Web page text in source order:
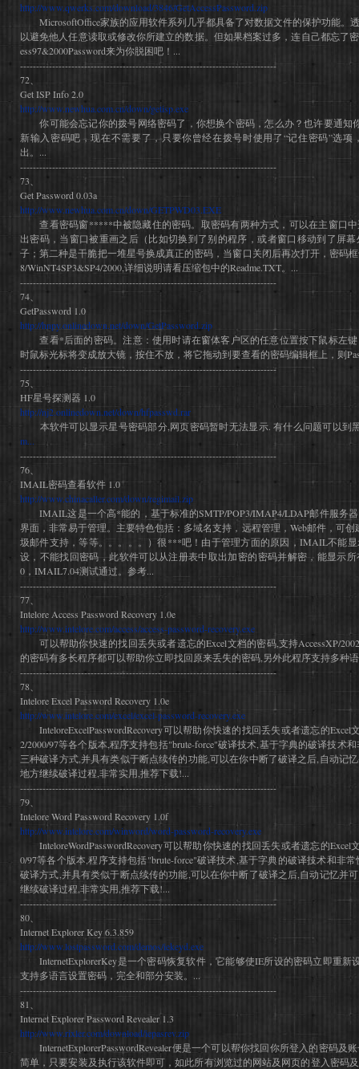
http://www.qwerks.com/download/3846/GetAccessPassword.zip
MicrosoftOffice家族的应用软件系列几乎都具备了对数据文件的保护功能。
以避免他人任意读取或修改你所建立的数据。但如果档案过多，连自己都忘了
ess97&2000Password来为你脱困吧！...
--------------------------------------------------------------------------------
72、
Get ISP Info 2.0
http://www.newhua.com.cn/down/getisp.exe
你可能会忘记你的拨号网络密码了，你想换个密码，怎么办？也许要通知
新输入密码吧，现在不需要了，只要你曾经在拨号时使用了“记住密码”选项
出。...
--------------------------------------------------------------------------------
73、
Get Password 0.03a
http://www.newhua.com.cn/down/GETPWD03.EXE
查看密码窗*****中被隐藏住的密码。取密码有两种方式，可以在主窗口中
出密码，当窗口被重画之后（比如切换到了别的程序，或者窗口移动到了屏
子；第二种是干脆把一堆星号换成真正的密码，当窗口关闭后再次打开，密码
8/WinNT4SP3&SP4/2000,详细说明请看压缩包中的Readme.TXT。...
--------------------------------------------------------------------------------
74、
GetPassword 1.0
http://hnpy.onlinedown.net/down/GetPassword.zip
查看*后面的密码。注意：使用时请在窗体客户区的任意位置按下鼠标左键
时鼠标光标将变成放大镜，按住不放，将它拖动到要查看的密码编辑框上，则
--------------------------------------------------------------------------------
75、
HF星号探测器 1.0
http://nj2.onlinedown.net/down/hfpasswd.rar
本软件可以显示星号密码部分,网页密码暂时无法显示. 有什么问题可以到
m...
--------------------------------------------------------------------------------
76、
IMAIL密码查看软件 1.0
http://www.chinacaller.com/down/regimail.zip
IMAIL这是一个高*能的，基于标准的SMTP/POP3/IMAP4/LDAP邮件服务
界面，非常易于管理。主要特色包括：多域名支持，远程管理，Web邮件，可创
圾邮件支持，等等。。。。。）很***吧！由于管理方面的原因，IMAIL不能
设，不能找回密码，此软件可以从注册表中取出加密的密码并解密，能显示
0，IMAIL7.04测试通过。参考...
--------------------------------------------------------------------------------
77、
Intelore Access Password Recovery 1.0e
http://www.intelore.com/access/access-password-recovery.exe
可以帮助你快速的找回丢失或者遗忘的Excel文档的密码,支持AccessXP/
的密码有多长程序都可以帮助你立即找回原来丢失的密码,另外此程序支持多种
--------------------------------------------------------------------------------
78、
Intelore Excel Password Recovery 1.0e
http://www.intelore.com/excel/excel-password-recovery.exe
InteloreExcelPasswordRecovery可以帮助你快速的找回丢失或者遗忘的Excel
2/2000/97等各个版本,程序支持包括"brute-force"破译技术,基于字典的破译技术
三种破译方式,并具有类似于断点续传的功能,可以在你中断了破译之后,自动记
地方继续破译过程,非常实用,推荐下载!...
--------------------------------------------------------------------------------
79、
Intelore Word Password Recovery 1.0f
http://www.intelore.com/winword/word-password-recovery.exe
InteloreWordPasswordRecovery可以帮助你快速的找回丢失或者遗忘的Excel
0/97等各个版本,程序支持包括"brute-force"破译技术,基于字典的破译技术和非
破译方式,并具有类似于断点续传的功能,可以在你中断了破译之后,自动记忆并
继续破译过程,非常实用,推荐下载!...
--------------------------------------------------------------------------------
80、
Internet Explorer Key 6.3.859
http://www.lostpassword.com/demos/iekeyd.exe
InternetExplorerKey是一个密码恢复软件，它能够使IE所设的密码立即重新
支持多语言设置密码，完全和部分安装。...
--------------------------------------------------------------------------------
81、
Internet Explorer Password Revealer 1.3
http://www.rixler.com/download/iepasrev.zip
InternetExplorerPasswordRevealer便是一个可以帮你找回你所登入的密码及
简单，只要安装及执行该软件即可，如此所有浏览过的网站及网页的登入密码